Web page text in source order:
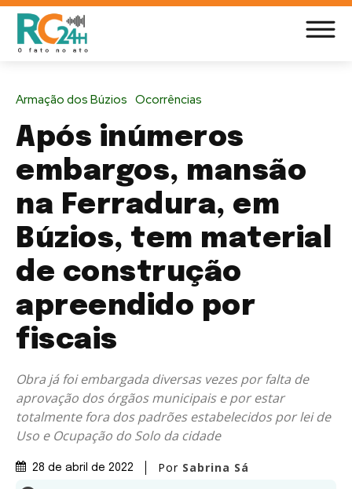
Armação dos Búzios Ocorrências
Após inúmeros
embargos, mansão
na Ferradura, em
Búzios, tem material
de construção
apreendido por
fiscais
Obra já foi embargada diversas vezes por falta de
aprovação dos órgãos municipais e por estar
totalmente fora dos padrões estabelecidos por lei de
Uso e Ocupação do Solo da cidade
28 de abril de 2022 Por Sabrina Sá